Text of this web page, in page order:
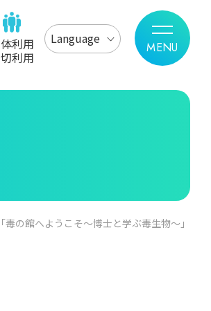
利用
利用
Language
毒の館へようこそ～博士と学ぶ毒生物～」